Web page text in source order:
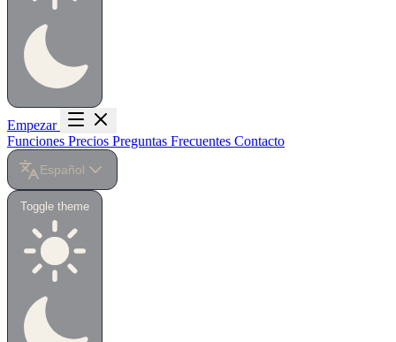
Empezar
Funciones Precios Preguntas Frecuentes Contacto
Español
Toggle theme